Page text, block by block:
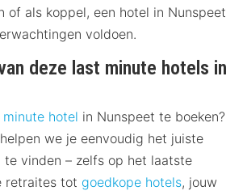
of als koppel, een hotel in Nunspeet
voldoen.
deze last minute hotels in
minute hotel in Nunspeet te boeken?
we je eenvoudig het juiste
te vinden – zelfs op het laatste
retraites tot goedkope hotels, jouw